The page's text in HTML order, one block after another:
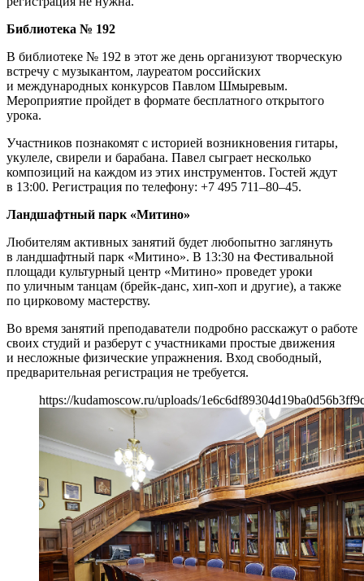
Библиотека № 192
В библиотеке № 192 в этот же день организуют творческую
встречу с музыкантом, лауреатом российских
и международных конкурсов Павлом Шмыревым.
Мероприятие пройдет в формате бесплатного открытого
урока.
Участников познакомят с историей возникновения гитары,
укулеле, свирели и барабана. Павел сыграет несколько
композиций на каждом из этих инструментов. Гостей ждут
в 13:00. Регистрация по телефону: +7 495 711–80–45.
Ландшафтный парк «Митино»
Любителям активных занятий будет любопытно заглянуть
в ландшафтный парк «Митино». В 13:30 на Фестивальной
площади культурный центр «Митино» проведет уроки
по уличным танцам (брейк-данс, хип-хоп и другие), а также
по цирковому мастерству.
Во время занятий преподаватели подробно расскажут о работе
своих студий и разберут с участниками простые движения
и несложные физические упражнения. Вход свободный,
предварительная регистрация не требуется.
https://kudamoscow.ru/uploads/